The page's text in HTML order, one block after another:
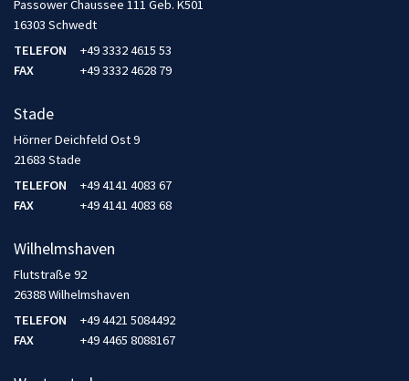
Passower Chaussee 111 Geb. K501
16303 Schwedt
TELEFON
+49 3332 4615 53
FAX
+49 3332 4628 79
Stade
Hörner Deichfeld Ost 9
21683 Stade
TELEFON
+49 4141 4083 67
FAX
+49 4141 4083 68
Wilhelmshaven
Flutstraße 92
26388 Wilhelmshaven
TELEFON
+49 4421 5084492
FAX
+49 4465 8088167